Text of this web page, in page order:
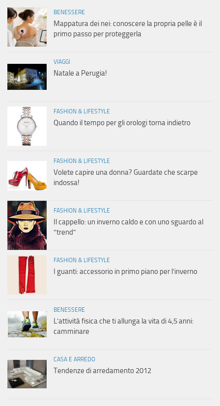
BENESSERE
Mappatura dei nei: conoscere la propria pelle è il
primo passo per proteggerla
VIAGGI
Natale a Perugia!
FASHION & LIFESTYLE
Quando il tempo per gli orologi torna indietro
FASHION & LIFESTYLE
Volete capire una donna? Guardate che scarpe
indossa!
FASHION & LIFESTYLE
Il cappello: un inverno caldo e con uno sguardo al
“trend”
FASHION & LIFESTYLE
I guanti: accessorio in primo piano per l’inverno
BENESSERE
L’attività fisica che ti allunga la vita di 4,5 anni:
camminare
CASA E ARREDO
Tendenze di arredamento 2012